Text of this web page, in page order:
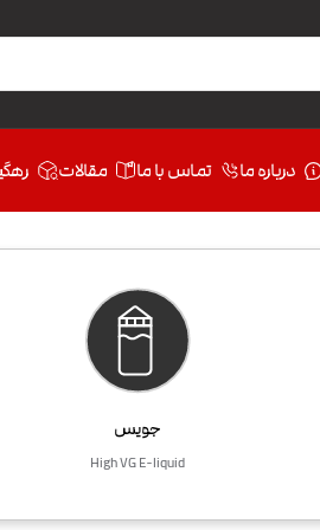
درباره ما تماس با ما مقالات
جویس
High VG E-liquid